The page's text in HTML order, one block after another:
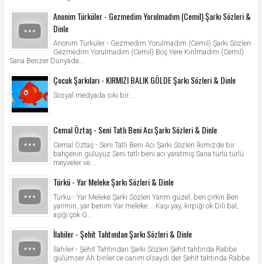
Anonim Türküler - Gezmedim Yorulmadım (Cemil) Şarkı Sözleri &
Dinle
Anonim Türküler - Gezmedim Yorulmadım (Cemil) Şarkı Sözleri
Gezmedim Yorulmadım (Cemil) Boş Yere Kırılmadım (Cemil)
Sana Benzer Dünyada...
Çocuk Şarkıları - KIRMIZI BALIK GÖLDE Şarkı Sözleri & Dinle
Sosyal medyada sıkı bir ...
Cemal Öztaş - Seni Tatlı Beni Acı Şarkı Sözleri & Dinle
Cemal Öztaş - Seni Tatlı Beni Acı Şarkı Sözleri İkimizde bir
bahçenin gülüyüz Seni tatlı beni acı yaratmış Sana türlü türlü
meyveler ve...
Türkü - Yar Meleke Şarkı Sözleri & Dinle
Türkü - Yar Meleke Şarkı Sözleri Yarim güzel, ben çirkin Ben
yarimin, yar benim Yar meleke … Kaşı yay, kirpiği ok Dili bal,
aşığı çok G...
İlahiler - Şehit Tahtından Şarkı Sözleri & Dinle
İlahiler - Şehit Tahtından Şarkı Sözleri Şehit tahtında Rabbe
gülümser Ah binler ce canım olsaydı der Şehit tahtında Rabbe